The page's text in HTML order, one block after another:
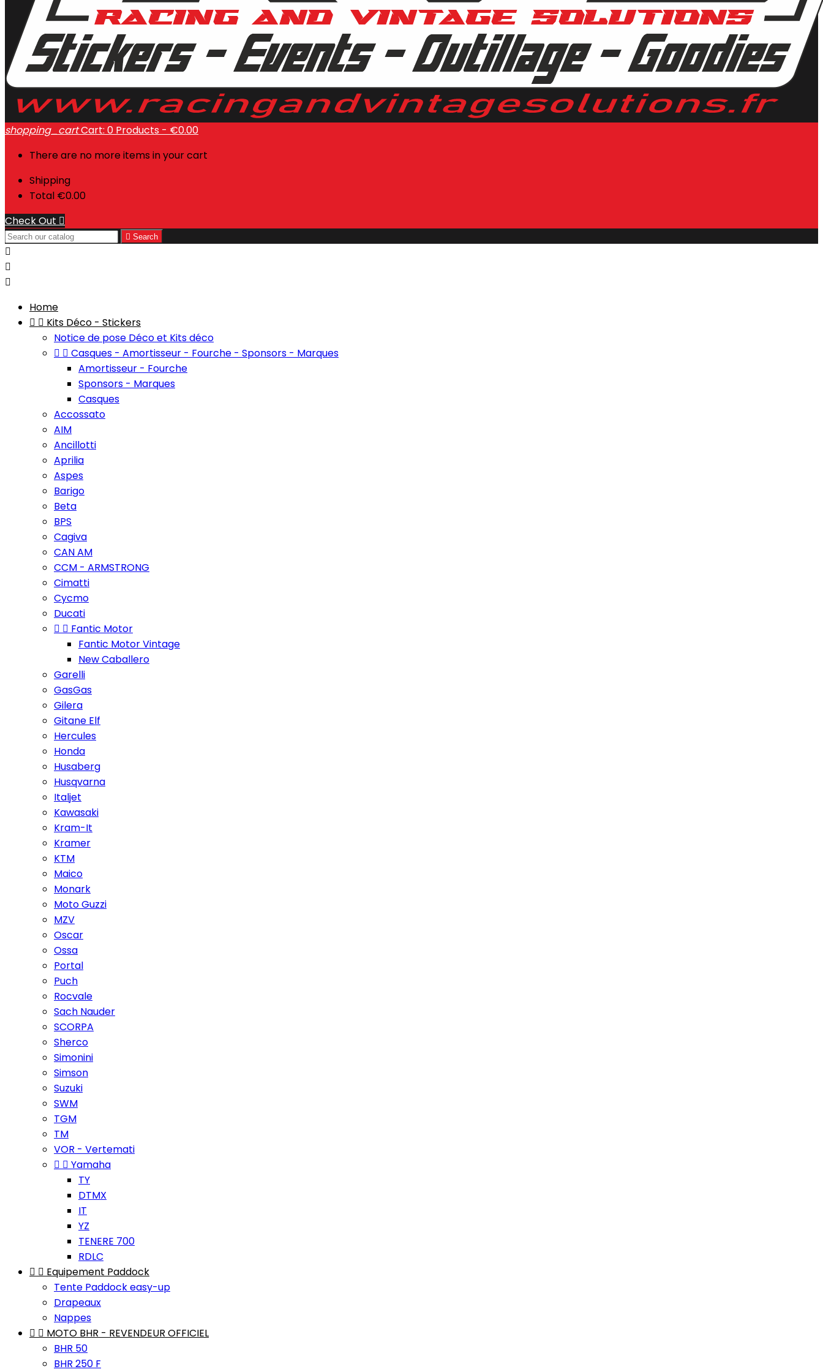
shopping_cartCart: 0 Products - €0.00
There are no more items in your cart
Shipping
Total €0.00
Check Out 
 Search



Home
  Kits Déco - Stickers
Notice de pose Déco et Kits déco
  Casques - Amortisseur - Fourche - Sponsors - Marques
Amortisseur - Fourche
Sponsors - Marques
Casques
Accossato
AIM
Ancillotti
Aprilia
Aspes
Barigo
Beta
BPS
Cagiva
CAN AM
CCM - ARMSTRONG
Cimatti
Cycmo
Ducati
  Fantic Motor
Fantic Motor Vintage
New Caballero
Garelli
GasGas
Gilera
Gitane Elf
Hercules
Honda
Husaberg
Husqvarna
Italjet
Kawasaki
Kram-It
Kramer
KTM
Maico
Monark
Moto Guzzi
MZV
Oscar
Ossa
Portal
Puch
Rocvale
Sach Nauder
SCORPA
Sherco
Simonini
Simson
Suzuki
SWM
TGM
TM
VOR - Vertemati
  Yamaha
TY
DTMX
IT
YZ
TENERE 700
RDLC
  Equipement Paddock
Tente Paddock easy-up
Drapeaux
Nappes
  MOTO BHR - REVENDEUR OFFICIEL
BHR 50
BHR 250 F